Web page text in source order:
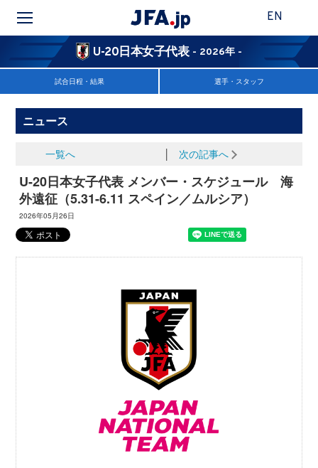
EN
U-20日本女子代表 - 2026年 -
試合日程・結果 選手・スタッフ
ニュース
一覧へ 次の記事へ
U-20日本女子代表 メンバー・スケジュール 海
外遠征（5.31-6.11 スペイン／ムルシア）
2026年05月26日